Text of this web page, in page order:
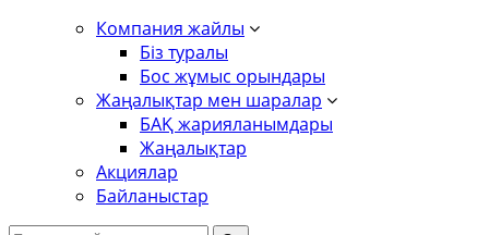
Компания жайлы
Біз туралы
Бос жұмыс орындары
Жаңалықтар мен шаралар
БАҚ жарияланымдары
Жаңалықтар
Акциялар
Байланыстар
Басты бет
Жаңалықтар